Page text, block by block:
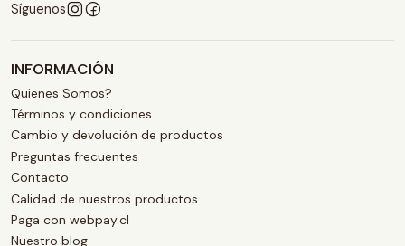
Síguenos
INFORMACIÓN
Quienes Somos?
Términos y condiciones
Cambio y devolución de productos
Preguntas frecuentes
Contacto
Calidad de nuestros productos
Paga con webpay.cl
Nuestro blog